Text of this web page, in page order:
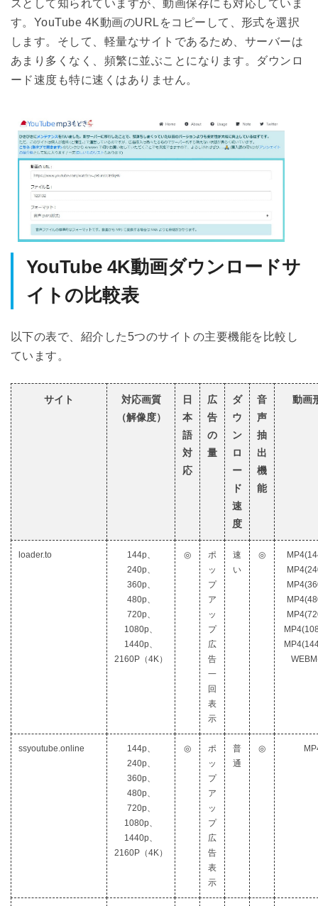
スとして知られていますが、動画保存にも対応していま
す。YouTube 4K動画のURLをコピーして、形式を選択
します。そして、軽量なサイトであるため、サーバーは
あまり多くなく、頻繁に並ぶことになります。ダウンロ
ード速度も特に速くはありません。
YouTube 4K動画ダウンロードサ
イトの比較表
以下の表で、紹介した5つのサイトの主要機能を比較し
ています。
サイト
対応画質
（解像度）
日
本
語
対
応
広
告
の
量
ダ
ウ
ン
ロ
ー
ド
速
度
音
声
抽
出
機
能
動画
loader.to
144p、
240p、
360p、
480p、
720p、
1080p、
1440p、
2160P（4K）
◎
ポ
ッ
プ
ア
ッ
プ
広
告
一
回
表
示
速
い
◎
ssyoutube.online
144p、
240p、
360p、
480p、
720p、
1080p、
1440p、
2160P（4K）
◎
ポ
ッ
プ
ア
ッ
プ
広
告
表
示
普
通
◎